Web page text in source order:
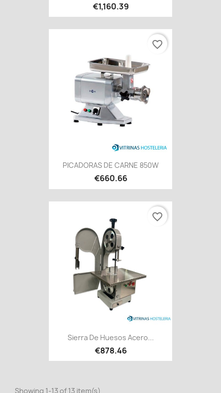
€1,160.39
PICADORAS DE CARNE 850W
€660.66
favorite_border
Sierra De Huesos Acero...
€878.46
favorite_border
Showing 1-13 of 13 item(s)